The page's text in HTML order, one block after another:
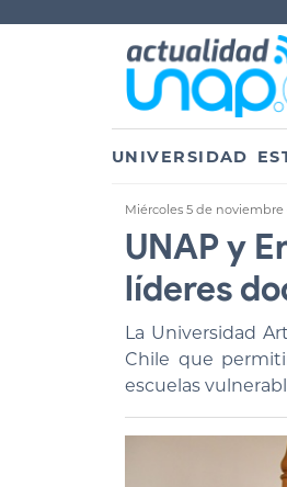
UNIVERSIDAD
Miércoles 5 de noviembre
UNAP y
líderes
La Universidad
Chile que
escuelas